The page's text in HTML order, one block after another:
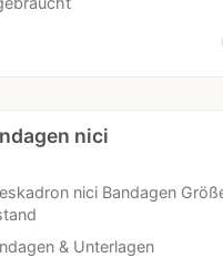
nici
nici Bandagen
& Unterlagen